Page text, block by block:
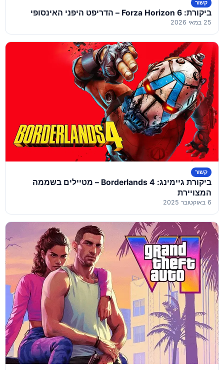
קשור
ביקורת: Forza Horizon 6 – הדריפט היפני האינסופי
25 במאי 2026
קשור
ביקורת גיימינג: Borderlands 4 – מטיילים בשממה
המצויירת
6 באוקטובר 2025